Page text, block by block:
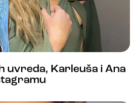
uvreda, Karleuša i Ana